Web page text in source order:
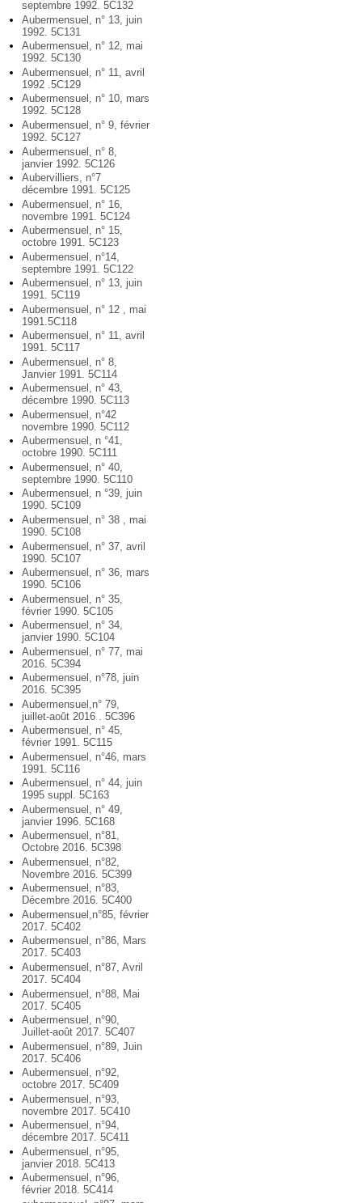
septembre 1992. 5C132
Aubermensuel, n° 13, juin
1992. 5C131
Aubermensuel, n° 12, mai
1992. 5C130
Aubermensuel, n° 11, avril
1992 .5C129
Aubermensuel, n° 10, mars
1992. 5C128
Aubermensuel, n° 9, février
1992. 5C127
Aubermensuel, n° 8,
janvier 1992. 5C126
Aubervilliers, n°7
décembre 1991. 5C125
Aubermensuel, n° 16,
novembre 1991. 5C124
Aubermensuel, n° 15,
octobre 1991. 5C123
Aubermensuel, n°14,
septembre 1991. 5C122
Aubermensuel, n° 13, juin
1991. 5C119
Aubermensuel, n° 12 , mai
1991.5C118
Aubermensuel, n° 11, avril
1991. 5C117
Aubermensuel, n° 8,
Janvier 1991. 5C114
Aubermensuel, n° 43,
décembre 1990. 5C113
Aubermensuel, n°42
novembre 1990. 5C112
Aubermensuel, n °41,
octobre 1990. 5C111
Aubermensuel, n° 40,
septembre 1990. 5C110
Aubermensuel, n °39, juin
1990. 5C109
Aubermensuel, n° 38 , mai
1990. 5C108
Aubermensuel, n° 37, avril
1990. 5C107
Aubermensuel, n° 36, mars
1990. 5C106
Aubermensuel, n° 35,
février 1990. 5C105
Aubermensuel, n° 34,
janvier 1990. 5C104
Aubermensuel, n° 77, mai
2016. 5C394
Aubermensuel, n°78, juin
2016. 5C395
Aubermensuel,n° 79,
juillet-août 2016 . 5C396
Aubermensuel, n° 45,
février 1991. 5C115
Aubermensuel, n°46, mars
1991. 5C116
Aubermensuel, n° 44, juin
1995 suppl. 5C163
Aubermensuel, n° 49,
janvier 1996. 5C168
Aubermensuel, n°81,
Octobre 2016. 5C398
Aubermensuel, n°82,
Novembre 2016. 5C399
Aubermensuel, n°83,
Décembre 2016. 5C400
Aubermensuel,n°85, février
2017. 5C402
Aubermensuel, n°86, Mars
2017. 5C403
Aubermensuel, n°87, Avril
2017. 5C404
Aubermensuel, n°88, Mai
2017. 5C405
Aubermensuel, n°90,
Juillet-août 2017. 5C407
Aubermensuel, n°89, Juin
2017. 5C406
Aubermensuel, n°92,
octobre 2017. 5C409
Aubermensuel, n°93,
novembre 2017. 5C410
Aubermensuel, n°94,
décembre 2017. 5C411
Aubermensuel, n°95,
janvier 2018. 5C413
Aubermensuel, n°96,
février 2018. 5C414